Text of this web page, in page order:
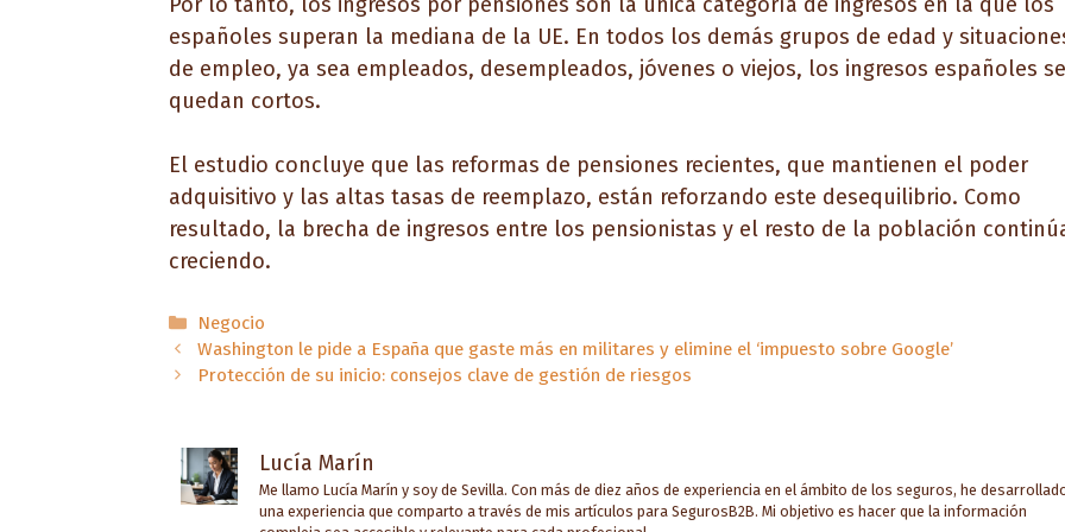
españoles superan la mediana de la UE. En todos los demás grupos de edad y
de empleo, ya sea empleados, desempleados, jóvenes o viejos, los ingresos españoles se
quedan cortos.
El estudio concluye que las reformas de pensiones recientes, que mantienen el poder
adquisitivo y las altas tasas de reemplazo, están reforzando este desequilibrio. Como
resultado, la brecha de ingresos entre los pensionistas y el resto de la población
creciendo.
Categorías
Negocio
Washington le pide a España que gaste más en militares y elimine el ‘impuesto sobre Google’
Protección de su inicio: consejos clave de gestión de riesgos
Lucía Marín
Me llamo Lucía Marín y soy de Sevilla. Con más de diez años de experiencia en el ámbito de los seguros, he
una experiencia que comparto a través de mis artículos para SegurosB2B. Mi objetivo es hacer que la información